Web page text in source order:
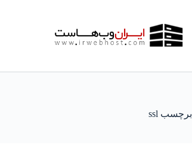
محتوا
برچسب